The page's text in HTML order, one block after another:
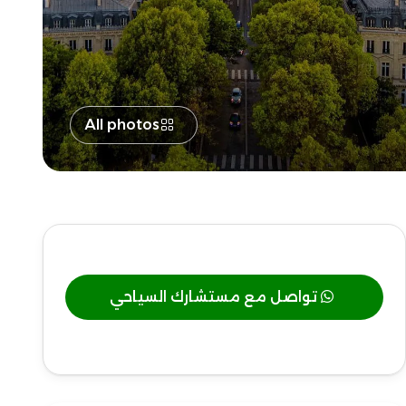
All photos
تواصل مع مستشارك السياحي